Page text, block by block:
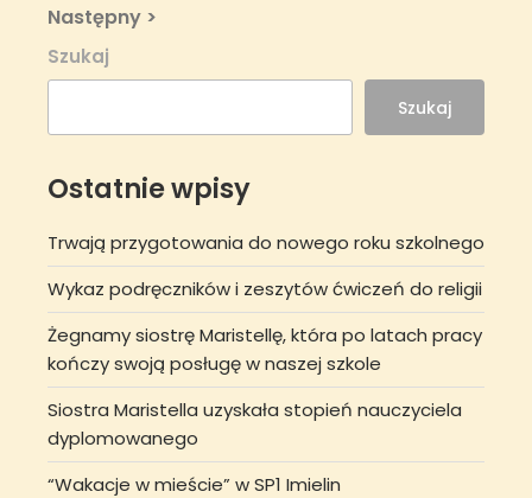
Next
Post
Następny >
Szukaj
Szukaj
Ostatnie wpisy
Trwają przygotowania do nowego roku szkolnego
Wykaz podręczników i zeszytów ćwiczeń do religii
Żegnamy siostrę Maristellę, która po latach pracy
kończy swoją posługę w naszej szkole
Siostra Maristella uzyskała stopień nauczyciela
dyplomowanego
“Wakacje w mieście” w SP1 Imielin